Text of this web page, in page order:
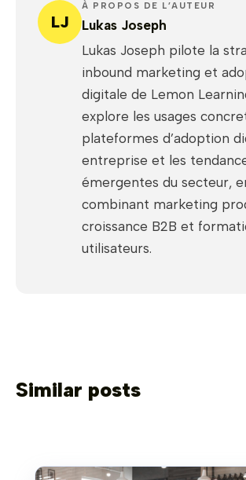
LJ
À PROPOS DE L’AUTEUR
Lukas Joseph
Lukas Joseph pilote la
inbound marketing et
digitale de Lemon
explore les usages
plateformes d’adoption
entreprise et les
émergentes du secteur,
combinant marketing
croissance B2B et
utilisateurs.
Similar posts